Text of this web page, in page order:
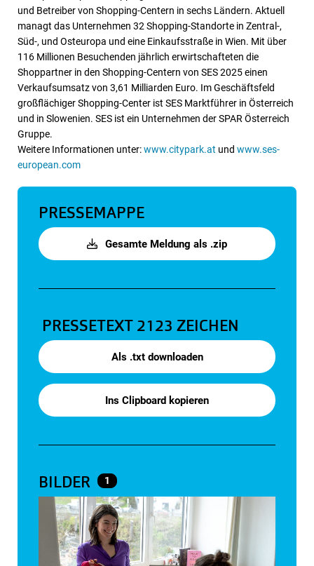
und Betreiber von Shopping-Centern in sechs Ländern. Aktuell
managt das Unternehmen 32 Shopping-Standorte in Zentral-,
Süd-, und Osteuropa und eine Einkaufsstraße in Wien. Mit über
116 Millionen Besuchenden jährlich erwirtschafteten die
Shoppartner in den Shopping-Centern von SES 2025 einen
Verkaufsumsatz von 3,61 Milliarden Euro. Im Geschäftsfeld
großflächiger Shopping-Center ist SES Marktführer in Österreich
und in Slowenien. SES ist ein Unternehmen der SPAR Österreich
Gruppe.
Weitere Informationen unter:www.citypark.at und www.ses-
european.com
PRESSEMAPPE
Gesamte Meldung als .zip
PRESSETEXT 2123 ZEICHEN
Als .txt downloaden
Ins Clipboard kopieren
BILDER 1